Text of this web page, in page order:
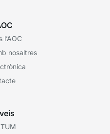
l’AOC
nosaltres